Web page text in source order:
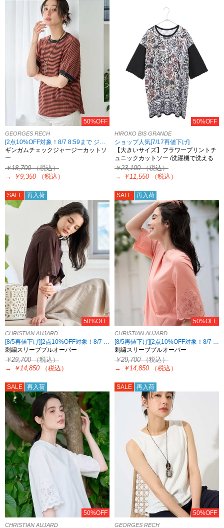
50%OFF
GEORGES RECH
[2点10%OFF対象！8/7 8:59まで ジョルジュレッシュ限定][7/23再値下げ]
ギンガムチェックジャージーカットソ
ー
￥18,700（税込）
→
￥9,350 （税込）
50%OFF
HIROKO BIS GRANDE
ショップ人気[7/17再値下げ]
【大きいサイズ】フラワープリントチ
ュニックカットソー /洗濯機で洗える
￥23,100（税込）
→
￥11,550 （税込）
SALE 再入荷
50%OFF
CHRISTIAN AUJARD
[8/5再値下げ][2点10%OFF対象！8/7 8:59まで CHRISTIAN AUJARD限定]
刺繍スリーブプルオーバー
￥29,700（税込）
→
￥14,850 （税込）
SALE 再入荷
50%OFF
CHRISTIAN AUJARD
[8/5再値下げ][2点10%OFF対象！8/7 8:59まで CHRISTIAN AUJARD限定]
刺繍スリーブプルオーバー
￥29,700（税込）
→
￥14,850 （税込）
SALE 再入荷
50%OFF
CHRISTIAN AUJARD
SALE 再入荷
50%OFF
GEORGES RECH